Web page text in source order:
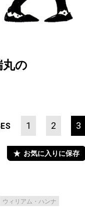
の
1 2 3
お気に入りに保存
ウィリアム・ハンナ